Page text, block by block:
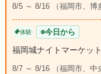
8/5 ～ 8/16 （福岡市、博
体験 今日から
福岡城ナイトマーケッ
8/7 ～ 8/16 （福岡市、中